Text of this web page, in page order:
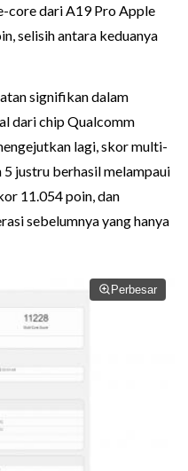
core dari A19 Pro Apple
selisih antara keduanya
signifikan dalam
dari chip Qualcomm
lagi, skor multi-
justru berhasil melampaui
11.054 poin, dan
sebelumnya yang hanya
Perbesar